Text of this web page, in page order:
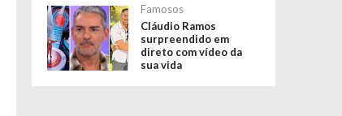
Famosos
Cláudio Ramos
surpreendido em
direto com vídeo da
sua vida